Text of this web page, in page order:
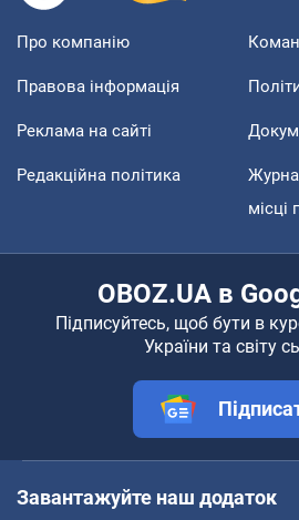
Про компанію
Правова інформація
Реклама на сайті
Редакційна політика
місці
OBOZ.UA в
Підписуйтесь, щоб бути в
України та світу
Завантажуйте наш додаток